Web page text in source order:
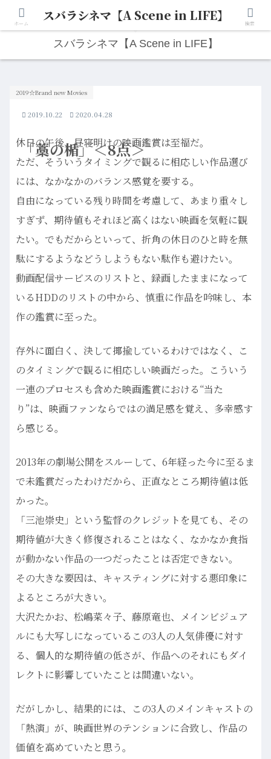
人生は“ひとりごと”から始まる。映画と写真と日々のこと。
スバラシネマ【A Scene in LIFE】
「藁の楯」＜8点＞
2019☆Brand new Movies
2019.10.22 2020.04.28
休日の午後、昼寝明けの映画鑑賞は至福だ。
ただ、そういうタイミングで観るに相応しい作品選び
には、なかなかのバランス感覚を要する。
自由になっている残り時間を考慮して、あまり重々し
すぎず、期待値もそれほど高くはない映画を気軽に観
たい。でもだからといって、折角の休日のひと時を無
駄にするようなどうしようもない駄作も避けたい。
動画配信サービスのリストと、録画したままになって
いるHDDのリストの中から、慎重に作品を吟味し、本
作の鑑賞に至った。
存外に面白く、決して揶揄しているわけではなく、こ
のタイミングで観るに相応しい映画だった。こういう
一連のプロセスも含めた映画鑑賞における“当た
り”は、映画ファンならではの満足感を覚え、多幸感す
ら感じる。
2013年の劇場公開をスルーして、6年経った今に至るま
で未鑑賞だったわけだから、正直なところ期待値は低
かった。
「三池崇史」という監督のクレジットを見ても、その
期待値が大きく修復されることはなく、なかなか食指
が動かない作品の一つだったことは否定できない。
その大きな要因は、キャスティングに対する悪印象に
よるところが大きい。
大沢たかお、松嶋菜々子、藤原竜也、メインビジュア
ルにも大写しになっているこの3人の人気俳優に対す
る、個人的な期待値の低さが、作品へのそれにもダイ
レクトに影響していたことは間違いない。
だがしかし、結果的には、この3人のメインキャストの
「熱演」が、映画世界のテンションに合致し、作品の
価値を高めていたと思う。
ホーム スバラシネマ【A Scene in LIFE】 検索